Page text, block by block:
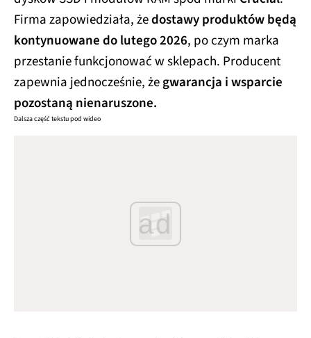
Firma zapowiedziała, żedostawy produktów będą
kontynuowane do lutego 2026, po czym marka
przestanie funkcjonować w sklepach. Producent
zapewnia jednocześnie, żegwarancja i wsparcie
pozostaną nienaruszone.
Dalsza część tekstu pod wideo
ad